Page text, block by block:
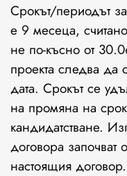
Срокът/периодът
е 9 месеца,
не по-късно от
проекта следва да
дата. Срокът се
на промяна на
кандидатстване.
договора започват
настоящия договор.